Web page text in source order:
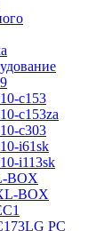
c153
c153za
c303
i61sk
i113sk
BOX
BOX
PC